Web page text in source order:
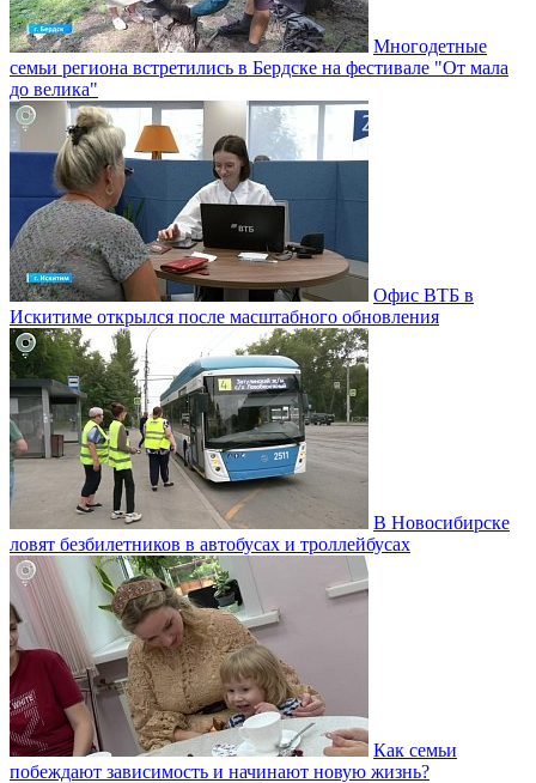
Многодетные
семьи региона встретились в Бердске на фестивале "От мала
до велика"
Офис ВТБ в
Искитиме открылся после масштабного обновления
В Новосибирске
ловят безбилетников в автобусах и троллейбусах
Как семьи
побеждают зависимость и начинают новую жизнь?